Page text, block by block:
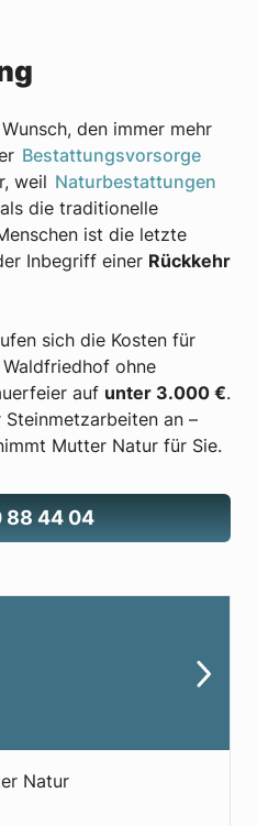
den immer mehr
Bestattungsvorsorge
weil Naturbestattungen
die traditionelle
ist die letzte
Inbegriff einer Rückkehr
sich die Kosten für
Waldfriedhof ohne
auf unter 3.000 €.
an –
Mutter Natur für Sie.
88 44 04
Natur